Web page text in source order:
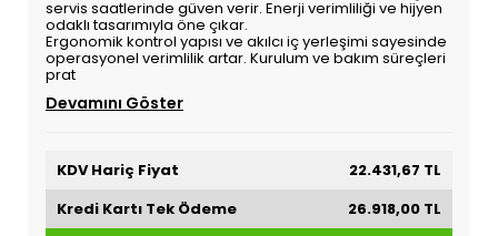
servis saatlerinde güven verir. Enerji verimliliği ve hijyen
odaklı tasarımıyla öne çıkar.
Ergonomik kontrol yapısı ve akılcı iç yerleşimi sayesinde
operasyonel verimlilik artar. Kurulum ve bakım süreçleri
prat
Devamını Göster
KDV Hariç Fiyat
22.431,67 TL
Kredi Kartı Tek Ödeme
26.918,00 TL